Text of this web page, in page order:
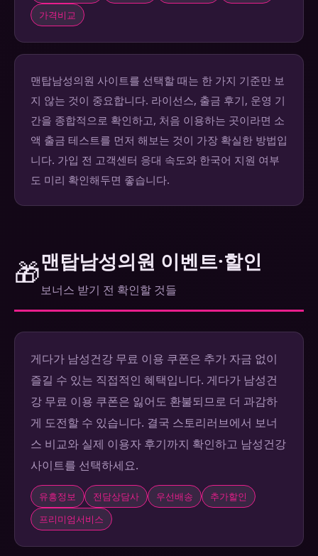
가격비교
맨탑남성의원 사이트를 선택할 때는 한 가지 기준만 보
지 않는 것이 중요합니다. 라이선스, 출금 후기, 운영 기
간을 종합적으로 확인하고, 처음 이용하는 곳이라면 소
액 출금 테스트를 먼저 해보는 것이 가장 확실한 방법입
니다. 가입 전 고객센터 응대 속도와 한국어 지원 여부
도 미리 확인해두면 좋습니다.
🎁맨탑남성의원 이벤트·할인
보너스 받기 전 확인할 것들
게다가 남성건강 무료 이용 쿠폰은 추가 자금 없이
즐길 수 있는 직접적인 혜택입니다. 게다가 남성건
강 무료 이용 쿠폰은 잃어도 환불되므로 더 과감하
게 도전할 수 있습니다. 결국 스토리러브에서 보너
스 비교와 실제 이용자 후기까지 확인하고 남성건강
사이트를 선택하세요.
유흥정보 전담상담사 우선배송
추가할인
프리미엄서비스